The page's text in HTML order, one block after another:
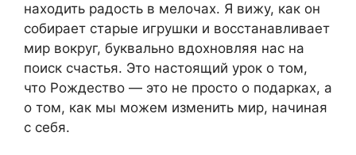
находить радость в мелочах. Я вижу, как он
собирает старые игрушки и восстанавливает
мир вокруг, буквально вдохновляя нас на
поиск счастья. Это настоящий урок о том,
что Рождество — это не просто о подарках, а
о том, как мы можем изменить мир, начиная
с себя.